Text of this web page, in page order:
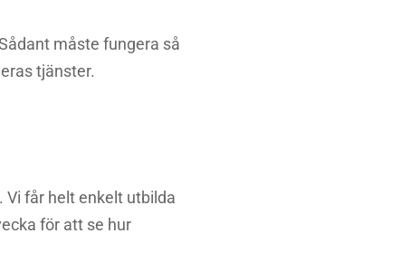
måste fungera så
tjänster.
Vi får helt enkelt utbilda
för att se hur